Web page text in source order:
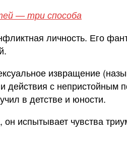
— три способа
личность. Его
извращение
действия с непристойным
в детстве и юности.
он испытывает чувства